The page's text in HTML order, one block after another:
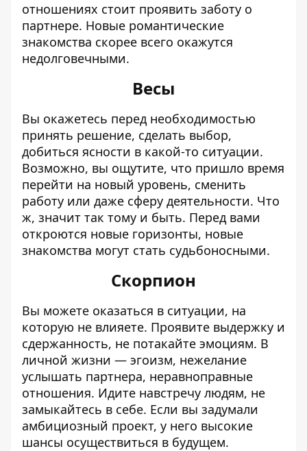
отношениях стоит проявить заботу о
партнере. Новые романтические
знакомства скорее всего окажутся
недолговечными.
Весы
Вы окажетесь перед необходимостью
принять решение, сделать выбор,
добиться ясности в какой-то ситуации.
Возможно, вы ощутите, что пришло время
перейти на новый уровень, сменить
работу или даже сферу деятельности. Что
ж, значит так тому и быть. Перед вами
откроются новые горизонты, новые
знакомства могут стать судьбоносными.
Скорпион
Вы можете оказаться в ситуации, на
которую не влияете. Проявите выдержку и
сдержанность, не потакайте эмоциям. В
личной жизни — эгоизм, нежелание
услышать партнера, неравноправные
отношения. Идите навстречу людям, не
замыкайтесь в себе. Если вы задумали
амбициозный проект, у него высокие
шансы осуществиться в будущем.